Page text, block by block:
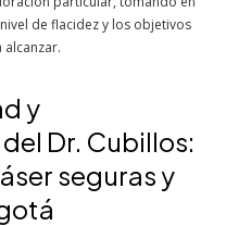
de flacidez y los objetivos
alcanzar.
y
Dr. Cubillos:
seguras y